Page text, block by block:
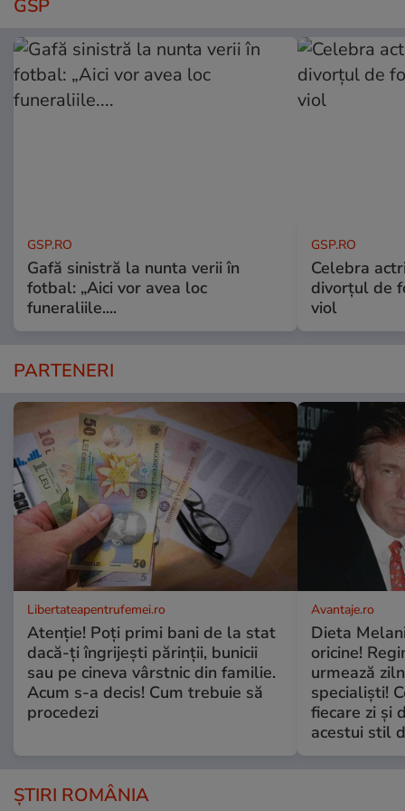
GSP
GSP.RO
Gafă sinistră la nunta verii în
fotbal: „Aici vor avea loc
funeraliile....
GSP.RO
Celebra
divorțul de
viol
PARTENERI
Libertateapentrufemei.ro
Atenție! Poți primi bani de la stat
dacă-ți îngrijești părinții, bunicii
sau pe cineva vârstnic din familie.
Acum s-a decis! Cum trebuie să
procedezi
Avantaje.ro
Dieta
oricine!
urmează
specialiști!
fiecare zi și
acestui stil
ȘTIRI ROMÂNIA